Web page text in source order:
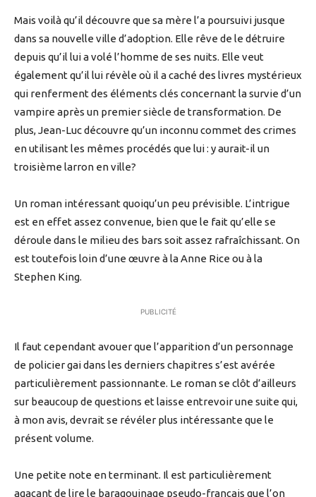
Mais voilà qu’il découvre que sa mère l’a poursuivi jusque
dans sa nouvelle ville d’adoption. Elle rêve de le détruire
depuis qu’il lui a volé l’homme de ses nuits. Elle veut
également qu’il lui révèle où il a caché des livres mystérieux
qui renferment des éléments clés concernant la survie d’un
vampire après un premier siècle de transformation. De
plus, Jean-Luc découvre qu’un inconnu commet des crimes
en utilisant les mêmes procédés que lui : y aurait-il un
troisième larron en ville?
Un roman intéressant quoiqu’un peu prévisible. L’intrigue
est en effet assez convenue, bien que le fait qu’elle se
déroule dans le milieu des bars soit assez rafraîchissant. On
est toutefois loin d’une œuvre à la Anne Rice ou à la
Stephen King.
PUBLICITÉ
Il faut cependant avouer que l’apparition d’un personnage
de policier gai dans les derniers chapitres s’est avérée
particulièrement passionnante. Le roman se clôt d’ailleurs
sur beaucoup de questions et laisse entrevoir une suite qui,
à mon avis, devrait se révéler plus intéressante que le
présent volume.
Une petite note en terminant. Il est particulièrement
agaçant de lire le baragouinage pseudo-français que l’on